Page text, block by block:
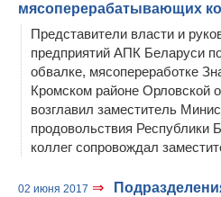
мясоперерабатывающих
Представители власти и
предприятий АПК Беларуси
обвалке, мясопереработке
Кромском районе Орловской
возглавил заместитель
продовольствия Республики
коллег сопровождал
02 июня 2017 ⇒